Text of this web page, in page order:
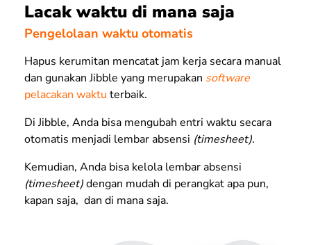
Lacak waktu di mana saja
Pengelolaan waktu otomatis
Hapus kerumitan mencatat jam kerja secara manual
dan gunakan Jibble yang merupakan software
pelacakan waktu terbaik.
Di Jibble, Anda bisa mengubah entri waktu secara
otomatis menjadi lembar absensi (timesheet).
Kemudian, Anda bisa kelola lembar absensi
(timesheet)dengan mudah di perangkat apa pun,
kapan saja, dan di mana saja.